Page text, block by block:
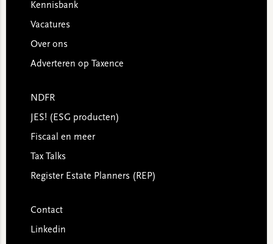
Kennisbank
Vacatures
Over ons
Adverteren op Taxence
NDFR
JES! (ESG producten)
Fiscaal en meer
Tax Talks
Register Estate Planners (REP)
Contact
Linkedin